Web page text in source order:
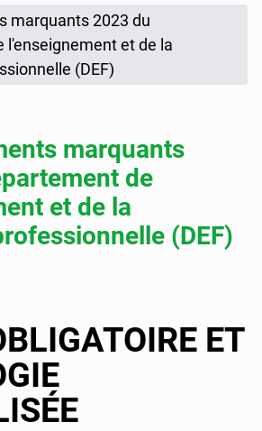
marquants 2023 du
l'enseignement et de la
(DEF)
marquants
de
et de la
(DEF)
ET